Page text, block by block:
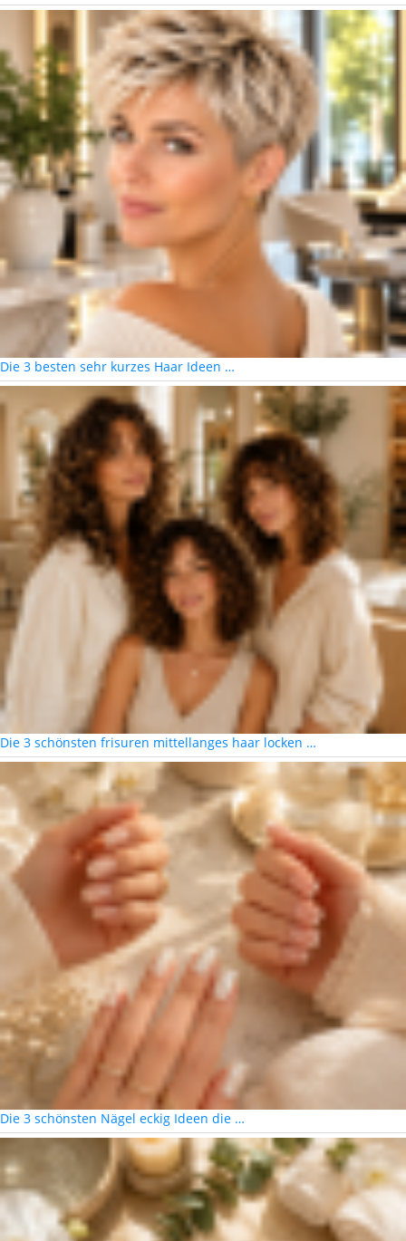
Die 3 besten sehr kurzes Haar Ideen …
Die 3 schönsten frisuren mittellanges haar locken …
Die 3 schönsten Nägel eckig Ideen die …